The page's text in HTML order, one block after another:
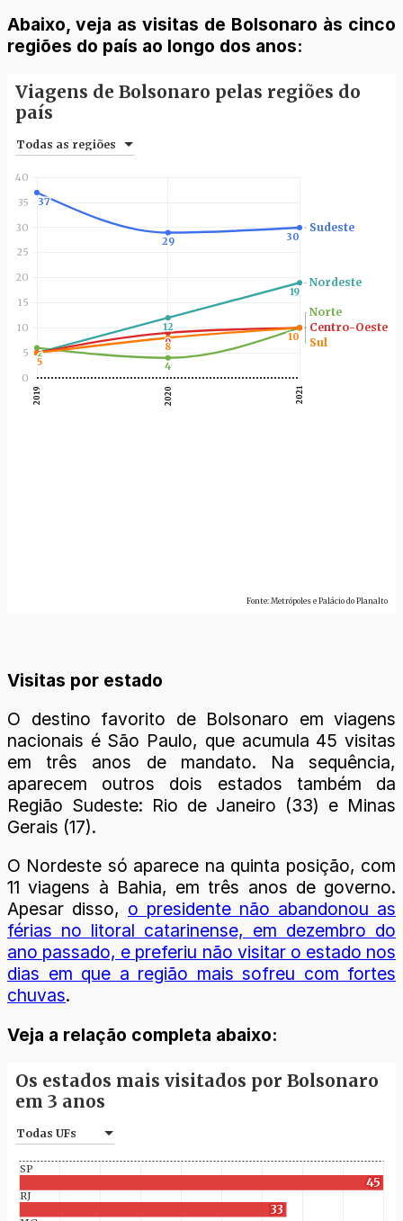
Abaixo, veja as visitas de Bolsonaro às cinco
regiões do país ao longo dos anos:
Visitas por estado
O destino favorito de Bolsonaro em viagens
nacionais é São Paulo, que acumula 45 visitas
em três anos de mandato. Na sequência,
aparecem outros dois estados também da
Região Sudeste: Rio de Janeiro (33) e Minas
Gerais (17).
O Nordeste só aparece na quinta posição, com
11 viagens à Bahia, em três anos de governo.
Apesar disso, o presidente não abandonou as
férias no litoral catarinense, em dezembro do
ano passado, e preferiu não visitar o estado nos
dias em que a região mais sofreu com fortes
chuvas.
Veja a relação completa abaixo: